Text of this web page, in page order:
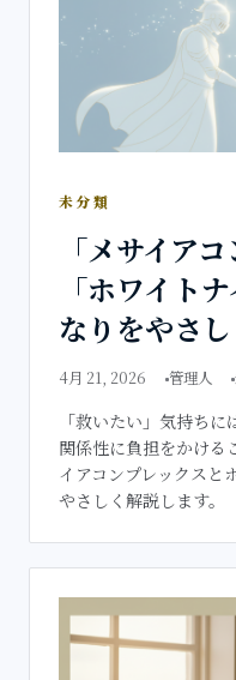
未分類
「メサイア
「ホワイト
なりをやさ
4月 21, 2026 管理人
「救いたい」気持ち
関係性に負担をかける
イアコンプレックスと
やさしく解説します。